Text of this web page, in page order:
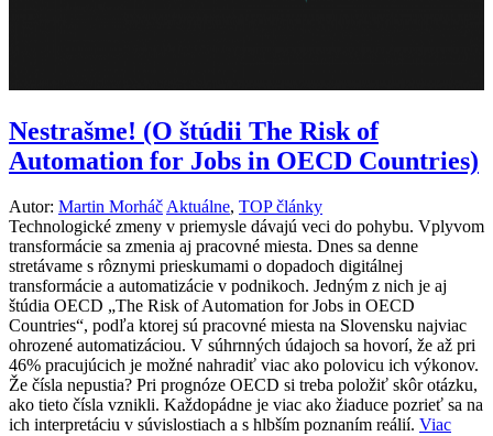
Nestrašme! (O štúdii The Risk of
Automation for Jobs in OECD Countries)
Autor: Martin MorháčAktuálne, TOP články
Technologické zmeny v priemysle dávajú veci do pohybu. Vplyvom
transformácie sa zmenia aj pracovné miesta. Dnes sa denne
stretávame s rôznymi prieskumami o dopadoch digitálnej
transformácie a automatizácie v podnikoch. Jedným z nich je aj
štúdia OECD „The Risk of Automation for Jobs in OECD
Countries“, podľa ktorej sú pracovné miesta na Slovensku najviac
ohrozené automatizáciou. V súhrnných údajoch sa hovorí, že až pri
46% pracujúcich je možné nahradiť viac ako polovicu ich výkonov.
Že čísla nepustia? Pri prognóze OECD si treba položiť skôr otázku,
ako tieto čísla vznikli. Každopádne je viac ako žiaduce pozrieť sa na
ich interpretáciu v súvislostiach a s hlbším poznaním reálií. Viac